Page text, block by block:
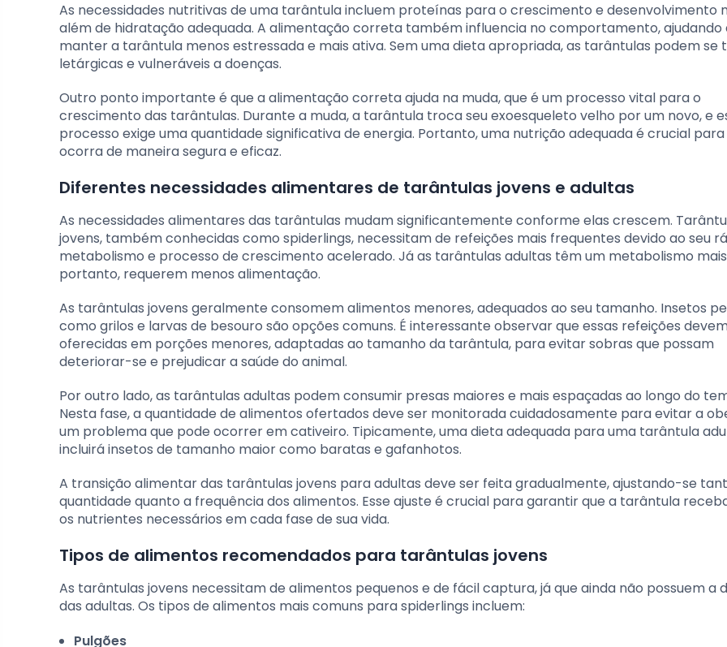
As necessidades nutritivas de uma tarântula incluem proteínas para o crescimento e desenvolvimento
além de hidratação adequada. A alimentação correta também influencia no comportamento, ajudando
manter a tarântula menos estressada e mais ativa. Sem uma dieta apropriada, as tarântulas podem se
letárgicas e vulneráveis a doenças.
Outro ponto importante é que a alimentação correta ajuda na muda, que é um processo vital para o
crescimento das tarântulas. Durante a muda, a tarântula troca seu exoesqueleto velho por um novo, e
processo exige uma quantidade significativa de energia. Portanto, uma nutrição adequada é crucial
ocorra de maneira segura e eficaz.
Diferentes necessidades alimentares de tarântulas jovens e adultas
As necessidades alimentares das tarântulas mudam significantemente conforme elas crescem.
jovens, também conhecidas como spiderlings, necessitam de refeições mais frequentes devido ao seu
metabolismo e processo de crescimento acelerado. Já as tarântulas adultas têm um metabolismo
portanto, requerem menos alimentação.
As tarântulas jovens geralmente consomem alimentos menores, adequados ao seu tamanho. Insetos
como grilos e larvas de besouro são opções comuns. É interessante observar que essas refeições
oferecidas em porções menores, adaptadas ao tamanho da tarântula, para evitar sobras que possam
deteriorar-se e prejudicar a saúde do animal.
Por outro lado, as tarântulas adultas podem consumir presas maiores e mais espaçadas ao longo do
Nesta fase, a quantidade de alimentos ofertados deve ser monitorada cuidadosamente para evitar a
um problema que pode ocorrer em cativeiro. Tipicamente, uma dieta adequada para uma tarântula
incluirá insetos de tamanho maior como baratas e gafanhotos.
A transição alimentar das tarântulas jovens para adultas deve ser feita gradualmente, ajustando-se
quantidade quanto a frequência dos alimentos. Esse ajuste é crucial para garantir que a tarântula
os nutrientes necessários em cada fase de sua vida.
Tipos de alimentos recomendados para tarântulas jovens
As tarântulas jovens necessitam de alimentos pequenos e de fácil captura, já que ainda não possuem a
das adultas. Os tipos de alimentos mais comuns para spiderlings incluem:
Pulgões